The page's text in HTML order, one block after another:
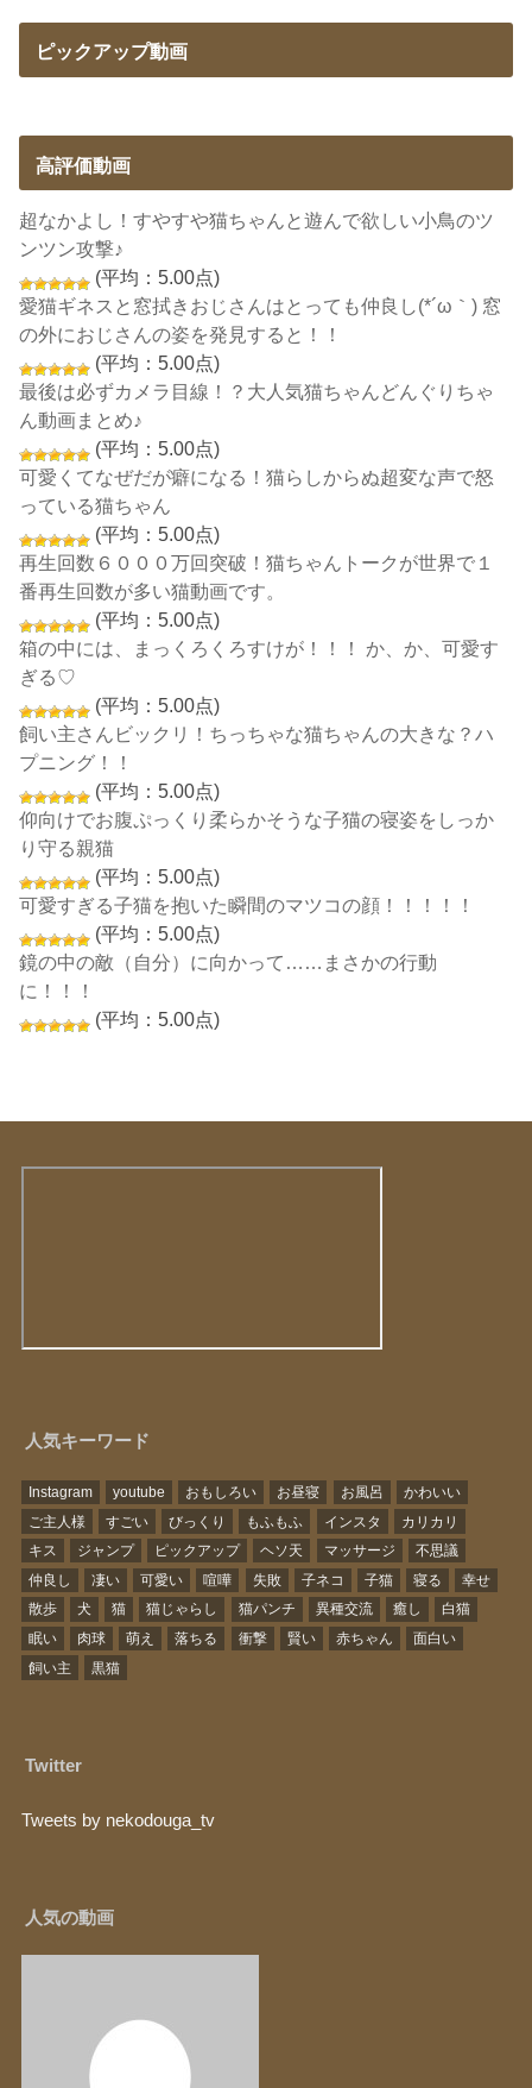
ピックアップ動画
高評価動画
超なかよし！すやすや猫ちゃんと遊んで欲しい小鳥のツ
ンツン攻撃♪
(平均：5.00点)
愛猫ギネスと窓拭きおじさんはとっても仲良し(*´ω｀) 窓
の外におじさんの姿を発見すると！！
(平均：5.00点)
最後は必ずカメラ目線！？大人気猫ちゃんどんぐりちゃ
ん動画まとめ♪
(平均：5.00点)
可愛くてなぜだが癖になる！猫らしからぬ超変な声で怒
っている猫ちゃん
(平均：5.00点)
再生回数６０００万回突破！猫ちゃんトークが世界で１
番再生回数が多い猫動画です。
(平均：5.00点)
箱の中には、まっくろくろすけが！！！ か、か、可愛す
ぎる♡
(平均：5.00点)
飼い主さんビックリ！ちっちゃな猫ちゃんの大きな？ハ
プニング！！
(平均：5.00点)
仰向けでお腹ぷっくり柔らかそうな子猫の寝姿をしっか
り守る親猫
(平均：5.00点)
可愛すぎる子猫を抱いた瞬間のマツコの顔！！！！！
(平均：5.00点)
鏡の中の敵（自分）に向かって……まさかの行動
に！！！
(平均：5.00点)
人気キーワード
Instagram youtube おもしろい お昼寝 お風呂
かわいい
ご主人様
すごい びっくり もふもふ インスタ
カリカリ
キス
ジャンプ ピックアップ ヘソ天 マッサージ
不思議
仲良し
凄い 可愛い 喧嘩 失敗 子ネコ 子猫 寝る
幸せ
散歩
犬 猫 猫じゃらし 猫パンチ 異種交流 癒し
白猫
眠い
肉球 萌え 落ちる 衝撃 賢い 赤ちゃん
面白い
飼い主
黒猫
Twitter
Tweets by nekodouga_tv
人気の動画